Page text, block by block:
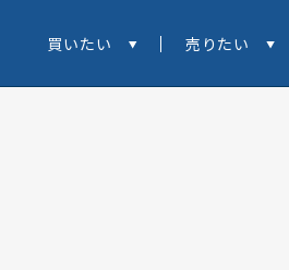
買いたい 売りたい